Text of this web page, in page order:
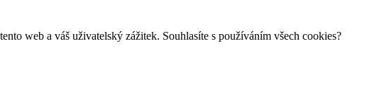
web a váš uživatelský zážitek. Souhlasíte s používáním všech cookies?